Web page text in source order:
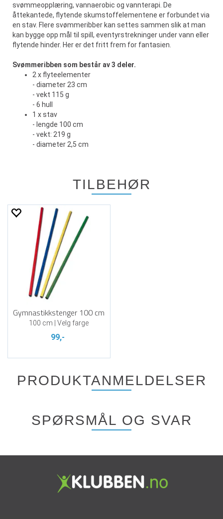
svømmeopplæring, vannaerobic og vannterapi. De
åttekantede, flytende skumstoffelementene er forbundet via
en stav. Flere svømmeribber kan settes sammen slik at man
kan bygge opp mål til spill, eventyrstrekninger under vann eller
flytende hinder. Her er det fritt frem for fantasien.
Svømmeribben som består av 3 deler.
2 x flyteelementer
- diameter 23 cm
- vekt 115 g
- 6 hull
1 x stav
- lengde 100 cm
- vekt: 219 g
- diameter 2,5 cm
TILBEHØR
Gymnastikkstenger 100 cm
100 cm | Velg farge
99,-
PRODUKTANMELDELSER
SPØRSMÅL OG SVAR